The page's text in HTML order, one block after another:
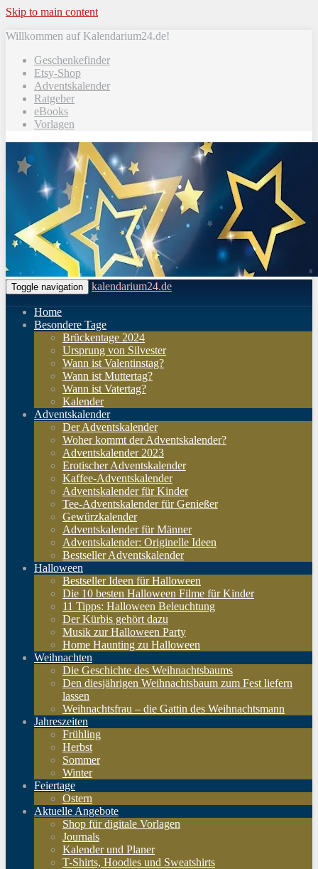
Skip to main content
Willkommen auf Kalendarium24.de!
Geschenkefinder
Etsy-Shop
Adventskalender
Ratgeber
eBooks
Vorlagen
Toggle navigation kalendarium24.de
Home
Besondere Tage
Brückentage 2024
Ursprung von Silvester
Wann ist Valentinstag?
Wann ist Muttertag?
Wann ist Vatertag?
Kalender
Adventskalender
Der Adventskalender
Woher kommt der Adventskalender?
Adventskalender 2023
Erotischer Adventskalender
Kaffee-Adventskalender
Adventskalender für Kinder
Tee-Adventskalender für Genießer
Gewürzkalender
Adventskalender für Männer
Adventskalender: Originelle Ideen
Bestseller Adventskalender
Halloween
Bestseller Ideen für Halloween
Die 10 besten Halloween Filme für Kinder
11 Tipps: Halloween Beleuchtung
Der Kürbis gehört dazu
Musik zur Halloween Party
Home Haunting zu Halloween
Weihnachten
Die Geschichte des Weihnachtsbaums
Den diesjährigen Weihnachtsbaum zum Fest liefern
lassen
Weihnachtsfrau – die Gattin des Weihnachtsmann
Jahreszeiten
Frühling
Herbst
Sommer
Winter
Feiertage
Ostern
Aktuelle Angebote
Shop für digitale Vorlagen
Journals
Kalender und Planer
T-Shirts, Hoodies und Sweatshirts